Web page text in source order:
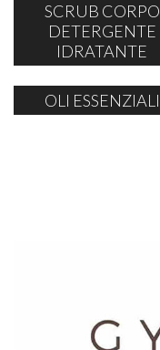
SCRUB CORPO
DETERGENTE
IDRATANTE
OLI ESSENZIALI